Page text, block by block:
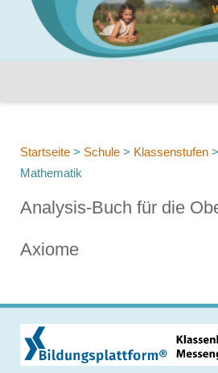
Startseite > Schule > Klassenstufen >
Mathematik
Analysis-Buch für die
Axiome